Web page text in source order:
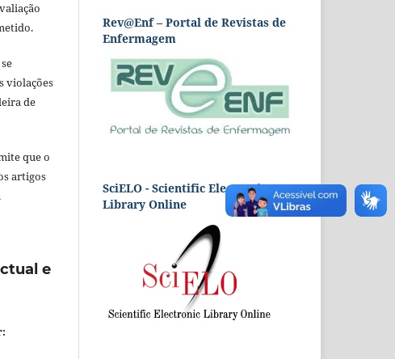
violações
de
que o
artigos
e
Rev@Enf – Portal de Revistas de
Enfermagem
SciELO - Scientific Electronic
Library Online